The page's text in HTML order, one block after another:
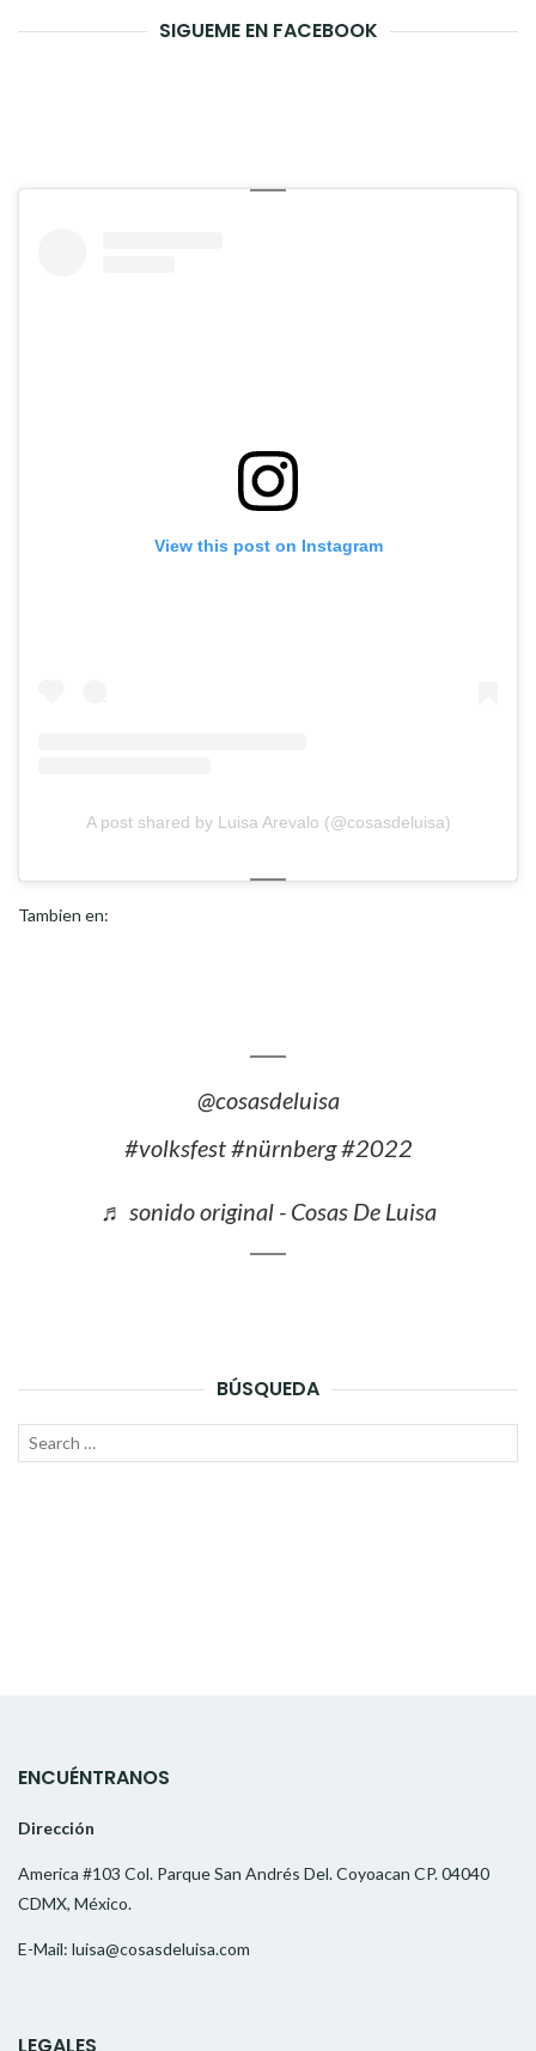
SIGUEME EN FACEBOOK
View this post on Instagram
A post shared by Luisa Arevalo (@cosasdeluisa)
Tambien en:
@cosasdeluisa
#volksfest#nürnberg#2022
♬ sonido original - Cosas De Luisa
BÚSQUEDA
Search
ENCUÉNTRANOS
Dirección
America #103 Col. Parque San Andrés Del. Coyoacan CP. 04040
CDMX, México.
E-Mail: luisa@cosasdeluisa.com
LEGALES